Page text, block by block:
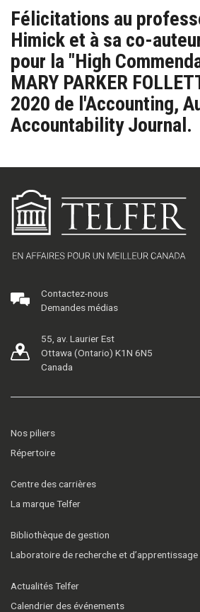
Félicitations au
Himick et à sa co-
pour la "High
MARY PARKER
2020 de l'Accounting,
Accountability Journal.
Contactez-nous
Demandes médias
55, av. Laurier Est
Ottawa (Ontario) K1N 6N5
Canada
Nos piliers
Répertoire
Centre des carrières
La marque Telfer
Bibliothèque de gestion
Laboratoire de recherche et d’apprentissage
Actualités Telfer
Calendrier des événements